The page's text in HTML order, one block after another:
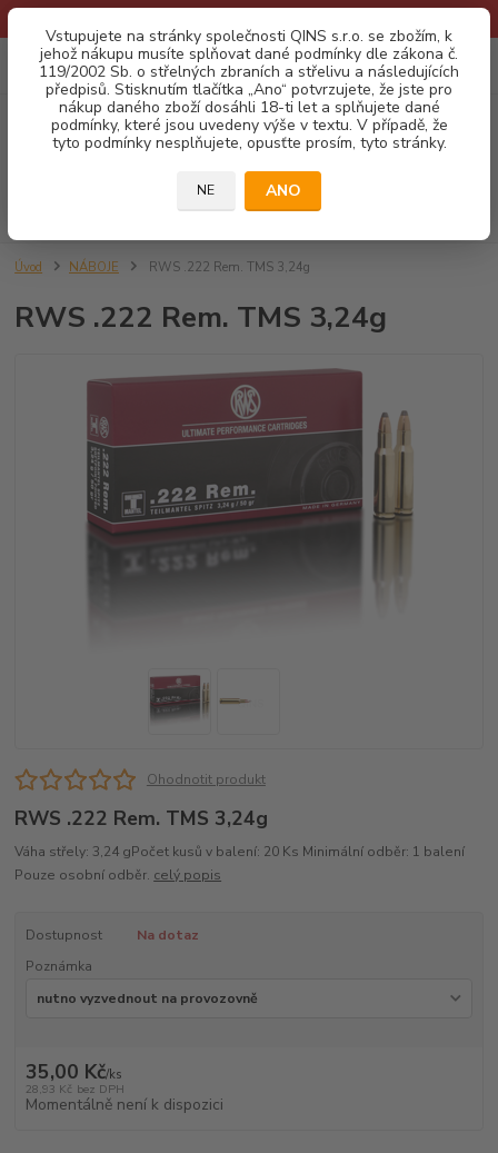
Vstupujete na stránky společnosti QINS s.r.o. se zbožím, k
jehož nákupu musíte splňovat dané podmínky dle zákona č.
119/2002 Sb. o střelných zbraních a střelivu a následujících
předpisů. Stisknutím tlačítka „Ano“ potvrzujete, že jste pro
nákup daného zboží dosáhli 18-ti let a splňujete dané
podmínky, které jsou uvedeny výše v textu. V případě, že
tyto podmínky nesplňujete, opusťte prosím, tyto stránky.
NE ANO
Menu
CZK 0
za0,00 Kč
Úvod NÁBOJE RWS .222 Rem. TMS 3,24g
RWS .222 Rem. TMS 3,24g
Ohodnotit produkt
RWS .222 Rem. TMS 3,24g
Váha střely: 3,24 gPočet kusů v balení: 20 Ks Minimální odběr: 1 balení
Pouze osobní odběr. celý popis
Dostupnost
Na dotaz
Poznámka
35,00 Kč/ks
28,93 Kč bez DPH
Momentálně není k dispozici